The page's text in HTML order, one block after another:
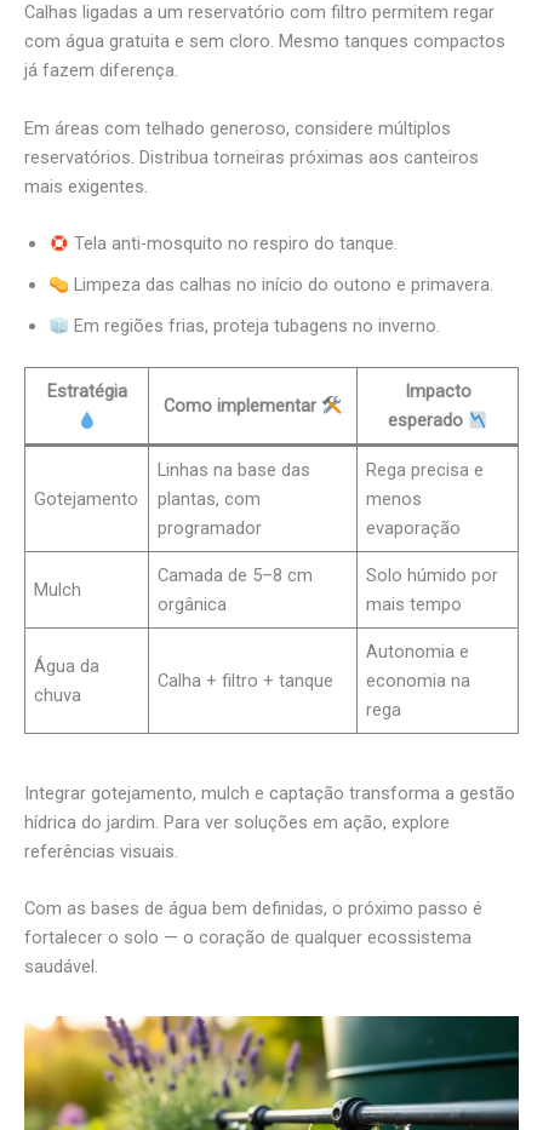
Calhas ligadas a um reservatório com filtro permitem regar
com água gratuita e sem cloro. Mesmo tanques compactos
já fazem diferença.
Em áreas com telhado generoso, considere múltiplos
reservatórios. Distribua torneiras próximas aos canteiros
mais exigentes.
Tela anti-mosquito no respiro do tanque.
Limpeza das calhas no início do outono e primavera.
Em regiões frias, proteja tubagens no inverno.
Estratégia
Como implementar
Impacto
esperado
Gotejamento
Linhas na base das
plantas, com
programador
Rega precisa e
menos
evaporação
Mulch
Camada de 5–8 cm
orgânica
Solo húmido por
mais tempo
Água da
chuva
Calha + filtro + tanque
Autonomia e
economia na
rega
Integrar gotejamento, mulch e captação transforma a gestão
hídrica do jardim. Para ver soluções em ação, explore
referências visuais.
Com as bases de água bem definidas, o próximo passo é
fortalecer o solo — o coração de qualquer ecossistema
saudável.